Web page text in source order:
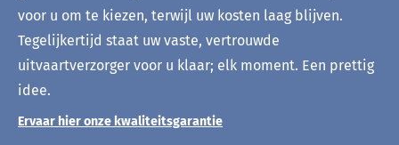
voor u om te kiezen, terwijl uw kosten laag blijven.
Tegelijkertijd staat uw vaste, vertrouwde
uitvaartverzorger voor u klaar; elk moment. Een prettig
idee.
Ervaar hier onze kwaliteitsgarantie